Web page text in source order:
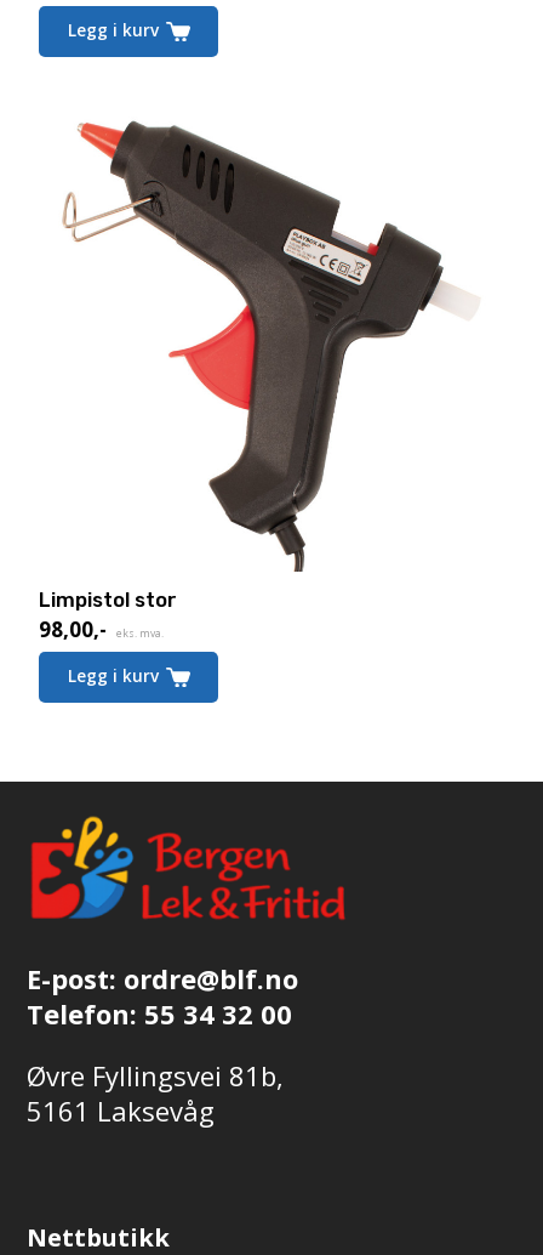
Legg i kurv
Limpistol stor
98,00,- eks. mva.
Legg i kurv
E-post: ordre@blf.no
Telefon: 55 34 32 00
Øvre Fyllingsvei 81b,
5161 Laksevåg
Nettbutikk